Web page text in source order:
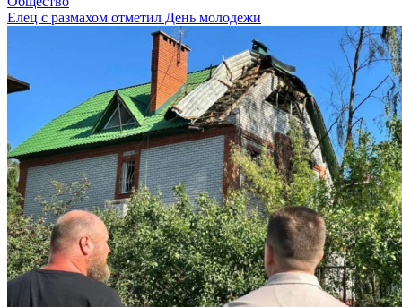
Елец с размахом отметил День молодежи